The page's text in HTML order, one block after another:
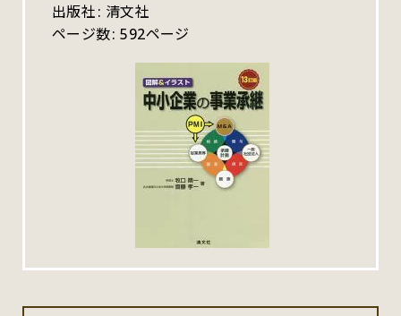
出版社 清文社
ページ数 592ページ